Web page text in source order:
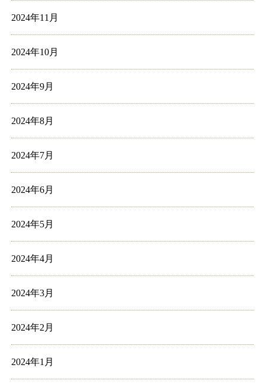
2024年11月
2024年10月
2024年9月
2024年8月
2024年7月
2024年6月
2024年5月
2024年4月
2024年3月
2024年2月
2024年1月